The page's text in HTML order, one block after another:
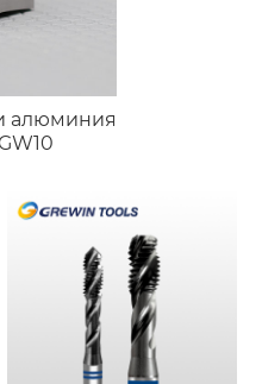
алюминия